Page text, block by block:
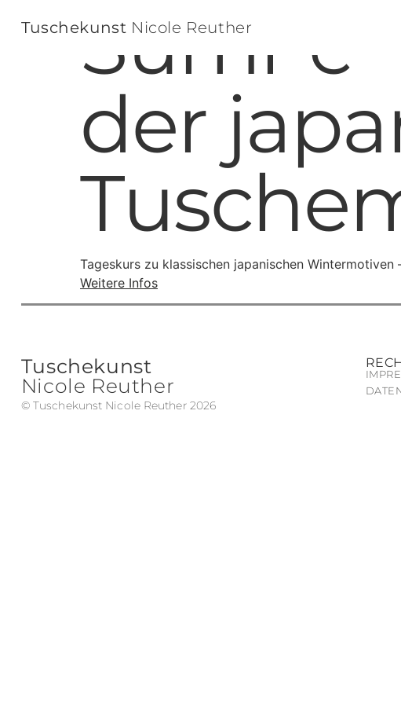
Tuschekunst Nicole Reuther
Sumi-e
der
Tageskurs zu klassischen japanischen
Weitere Infos
Tuschekunst
Nicole Reuther
© Tuschekunst Nicole Reuther 2026